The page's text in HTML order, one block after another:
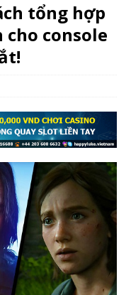
tổng hợp
cho console